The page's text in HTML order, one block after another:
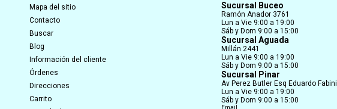
Mapa del sitio
Contacto
Buscar
Blog
Información del cliente
Órdenes
Direcciones
Carrito
Sucursal Buceo
Ramón Anador 3761
Lun a Vie 9:00 a 19:00
Sáb y Dom 9:00 a 15:00
Sucursal Aguada
Millán 2441
Lun a Vie 9:00 a 19:00
Sáb y Dom 9:00 a 15:00
Sucursal Pinar
Av Perez Butler Esq Eduardo Fabini
Lun a Vie 9:00 a 19:00
Sáb y Dom 9:00 a 15:00
Email